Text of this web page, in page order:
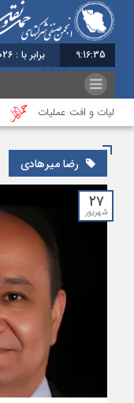
9:16:35 برابر با : Thursday - 6 August - 2026
و افت عملیات
رضا میرهادی
۲۷
شهریور